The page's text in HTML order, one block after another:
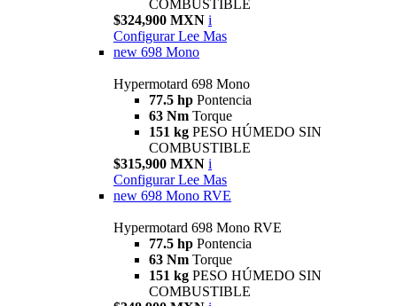
COMBUSTIBLE
$324,900 MXN i
Configurar Lee Mas
new 698 Mono
Hypermotard 698 Mono
77.5 hp Pontencia
63 Nm Torque
151 kg PESO HÚMEDO SIN
COMBUSTIBLE
$315,900 MXN i
Configurar Lee Mas
new 698 Mono RVE
Hypermotard 698 Mono RVE
77.5 hp Pontencia
63 Nm Torque
151 kg PESO HÚMEDO SIN
COMBUSTIBLE